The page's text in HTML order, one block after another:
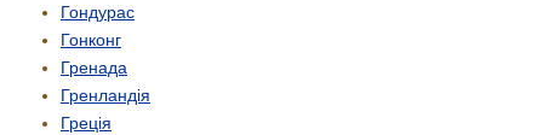
Гондурас
Гонконг
Гренада
Гренландія
Греція